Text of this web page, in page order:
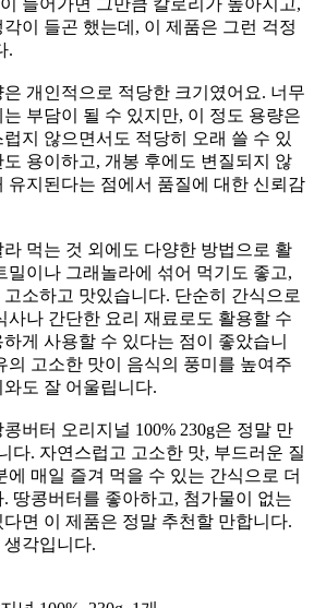
들어가면 그만큼 칼로리가 높아지고,
이 들곤 했는데, 이 제품은 그런 걱정
.
은 개인적으로 적당한 크기였어요. 너무
부담이 될 수 있지만, 이 정도 용량은
지 않으면서도 적당히 오래 쓸 수 있
용이하고, 개봉 후에도 변질되지 않
유지된다는 점에서 품질에 대한 신뢰감
먹는 것 외에도 다양한 방법으로 활
밀이나 그래놀라에 섞어 먹기도 좋고,
소하고 맛있습니다. 단순히 간식으로
사나 간단한 요리 재료로도 활용할 수
게 사용할 수 있다는 점이 좋았습니
의 고소한 맛이 음식의 풍미를 높여주
도 잘 어울립니다.
버터 오리지널 100% 230g은 정말 만
다. 자연스럽고 고소한 맛, 부드러운 질
에 매일 즐겨 먹을 수 있는 간식으로 더
땅콩버터를 좋아하고, 첨가물이 없는
면 이 제품은 정말 추천할 만합니다.
각입니다.